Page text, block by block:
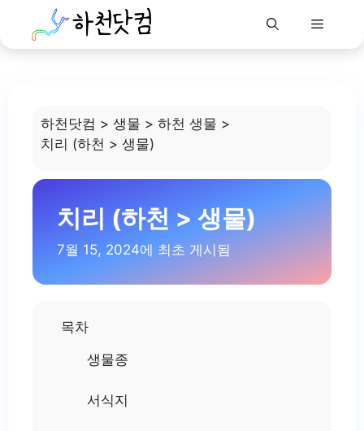
content
Menu
하천닷컴 > 생물 > 하천 생물 >
치리 (하천 > 생물)
치리 (하천 > 생물)
7월 15, 2024에 최초 게시됨
목차
생물종
서식지